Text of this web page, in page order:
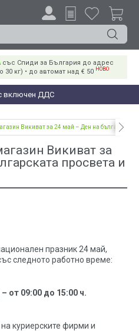
със Спиди за България до адрес
кг) • до автомат над € 50 НОВО
включен ДДС
Викиват за 24 май – Ден на българската
Викиват за
просвета и
празник 24 май,
следното работно време:
от 09:00 до 15:00 ч.
куриерските фирми и